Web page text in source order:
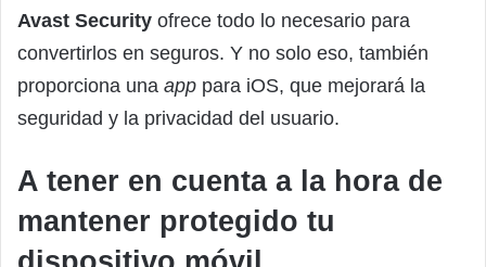
Avast Security ofrece todo lo necesario para
convertirlos en seguros. Y no solo eso, también
proporciona una app para iOS, que mejorará la
seguridad y la privacidad del usuario.
A tener en cuenta a la hora de
mantener protegido tu